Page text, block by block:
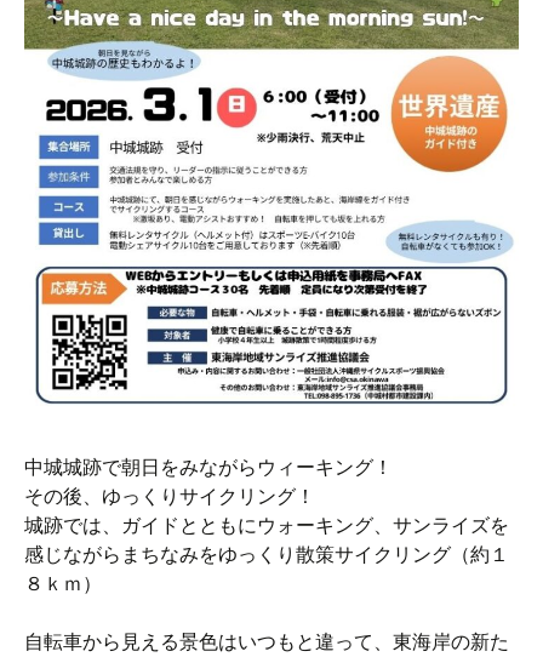
中城城跡で朝日をみながらウィーキング！
その後、ゆっくりサイクリング！
城跡では、ガイドとともにウォーキング、サンライズを
感じながらまちなみをゆっくり散策サイクリング（約１
８ｋｍ）
自転車から見える景色はいつもと違って、東海岸の新た